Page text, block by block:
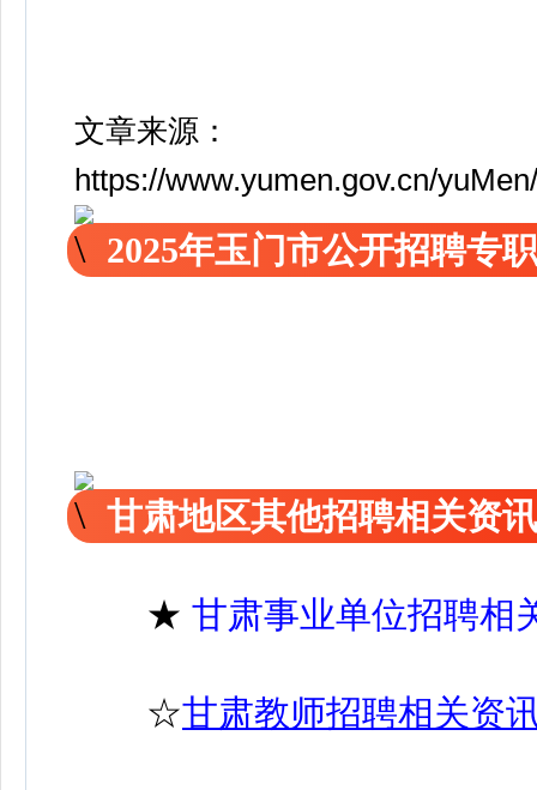
文章来源：
https://www.yumen.gov.cn/
2025年玉门市公开招聘专
甘肃地区其他招聘相关资
★ 甘肃事业单位招聘相
☆甘肃教师招聘相关资